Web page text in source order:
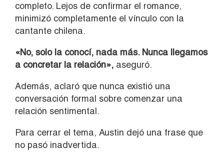
completo. Lejos de confirmar el romance,
minimizó completamente el vínculo con la
cantante chilena.
«No, solo la conocí, nada más. Nunca llegamos
a concretar la relación», aseguró.
Además, aclaró que nunca existió una
conversación formal sobre comenzar una
relación sentimental.
Para cerrar el tema, Austin dejó una frase que
no pasó inadvertida.